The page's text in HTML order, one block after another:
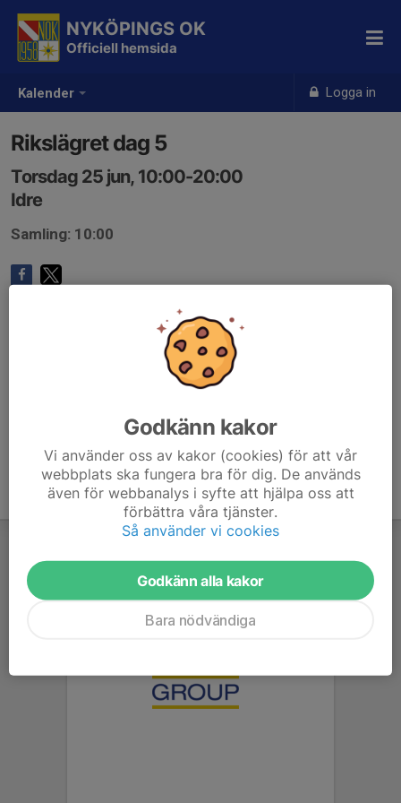
Kalender Logga in
NYKÖPINGS OK
Officiell hemsida
Rikslägret dag 5
Torsdag 25 jun, 10:00-20:00
Idre
Samling: 10:00
Godkänn kakor
Vi använder oss av kakor (cookies) för att vår
webbplats ska fungera bra för dig. De används
även för webbanalys i syfte att hjälpa oss att
förbättra våra tjänster.
Så använder vi cookies
Godkänn alla kakor
Bara nödvändiga